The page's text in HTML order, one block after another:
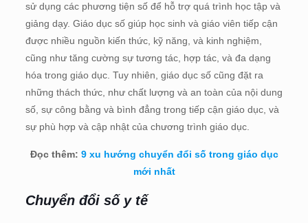
sử dụng các phương tiện số để hỗ trợ quá trình học tập và
giảng dạy. Giáo dục số giúp học sinh và giáo viên tiếp cận
được nhiều nguồn kiến thức, kỹ năng, và kinh nghiệm,
cũng như tăng cường sự tương tác, hợp tác, và đa dạng
hóa trong giáo dục. Tuy nhiên, giáo dục số cũng đặt ra
những thách thức, như chất lượng và an toàn của nội dung
số, sự công bằng và bình đẳng trong tiếp cận giáo dục, và
sự phù hợp và cập nhật của chương trình giáo dục.
Đọc thêm: 9 xu hướng chuyển đổi số trong giáo dục
mới nhất
Chuyển đổi số y tế